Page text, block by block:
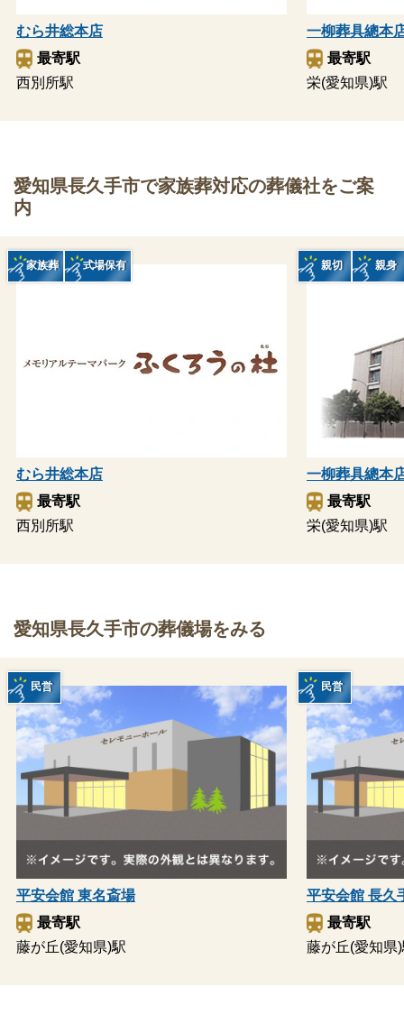
むら井総本店
最寄駅
西別所駅
一柳葬具總本
最寄駅
栄(愛知県)駅
愛知県長久手市で家族葬対応の葬儀社をご案
内
むら井総本店
最寄駅
西別所駅
家族葬 式場保有
一柳葬具總本
最寄駅
栄(愛知県)駅
親切 親身
愛知県長久手市の葬儀場をみる
平安会館 東名斎場
最寄駅
藤が丘(愛知県)駅
民営
平安会館 長久
最寄駅
藤が丘(愛知県
民営